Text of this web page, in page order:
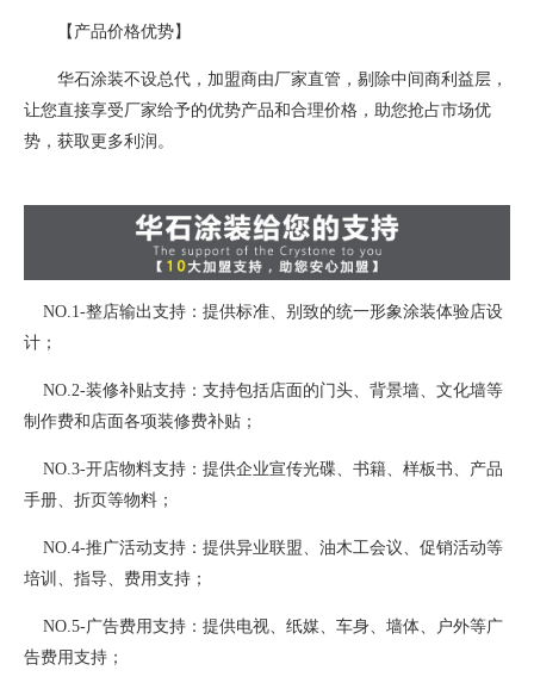
【产品价格优势】
华石涂装不设总代，加盟商由厂家直管，剔除中间商利益层，
让您直接享受厂家给予的优势产品和合理价格，助您抢占市场优
势，获取更多利润。
NO.1-整店输出支持：提供标准、别致的统一形象涂装体验店设
计；
NO.2-装修补贴支持：支持包括店面的门头、背景墙、文化墙等
制作费和店面各项装修费补贴；
NO.3-开店物料支持：提供企业宣传光碟、书籍、样板书、产品
手册、折页等物料；
NO.4-推广活动支持：提供异业联盟、油木工会议、促销活动等
培训、指导、费用支持；
NO.5-广告费用支持：提供电视、纸媒、车身、墙体、户外等广
告费用支持；